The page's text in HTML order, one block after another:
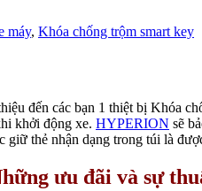
máy, Khóa chống trộm smart key
đến các bạn 1 thiệt bị Khóa
khởi động xe. HYPERION sẽ
giữ thẻ nhận dạng trong túi là
ưu đãi và sự